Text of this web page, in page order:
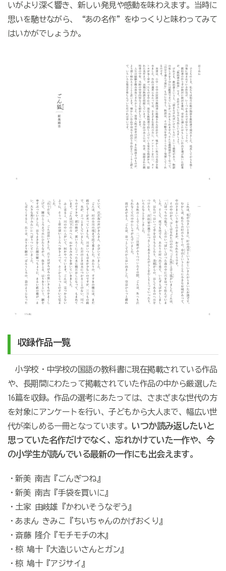
いがより深く響き、新しい発見や感動を味わえます。当時に
思いを馳せながら、“あの名作”をゆっくりと味わってみて
はいかがでしょうか。
収録作品一覧
小学校・中学校の国語の教科書に現在掲載されている作品
や、長期間にわたって掲載されていた作品の中から厳選した
16篇を収録。作品の選考にあたっては、さまざまな世代の方
を対象にアンケートを行い、子どもから大人まで、幅広い世
代が楽しめる一冊となっています。 いつか読み返したいと
思っていた名作だけでなく、忘れかけていた一作や、今
の小学生が読んでいる最新の一作にも出会えます。
・新美 南吉『ごんぎつね』
・新美 南吉『手袋を買いに』
・土家 由岐雄『かわいそうなぞう』
・あまん きみこ『ちいちゃんのかげおくり』
・斎藤 隆介『モチモチの木』
・椋 鳩十『大造じいさんとガン』
・椋 鳩十『アジサイ』